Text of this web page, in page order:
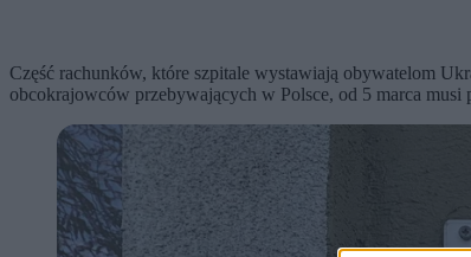
Część rachunków, które szpitale wystawiają obywatelom
obcokrajowców przebywających w Polsce, od 5 marca musi